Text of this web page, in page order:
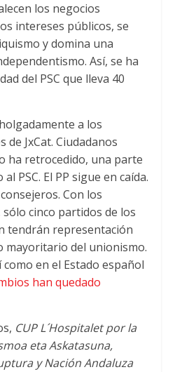
los negocios
intereses públicos, se
y domina una
. Así, se ha
del PSC que lleva 40
a los
de JxCat. Ciudadanos
ha retrocedido, una parte
PSC. El PP sigue en caída.
. Con los
sólo cinco partidos de los
tendrán representación
mayoritario del unionismo.
en el Estado español
han quedado
, CUP L´Hospitalet por la
eta Askatasuna,
y Nación Andaluza